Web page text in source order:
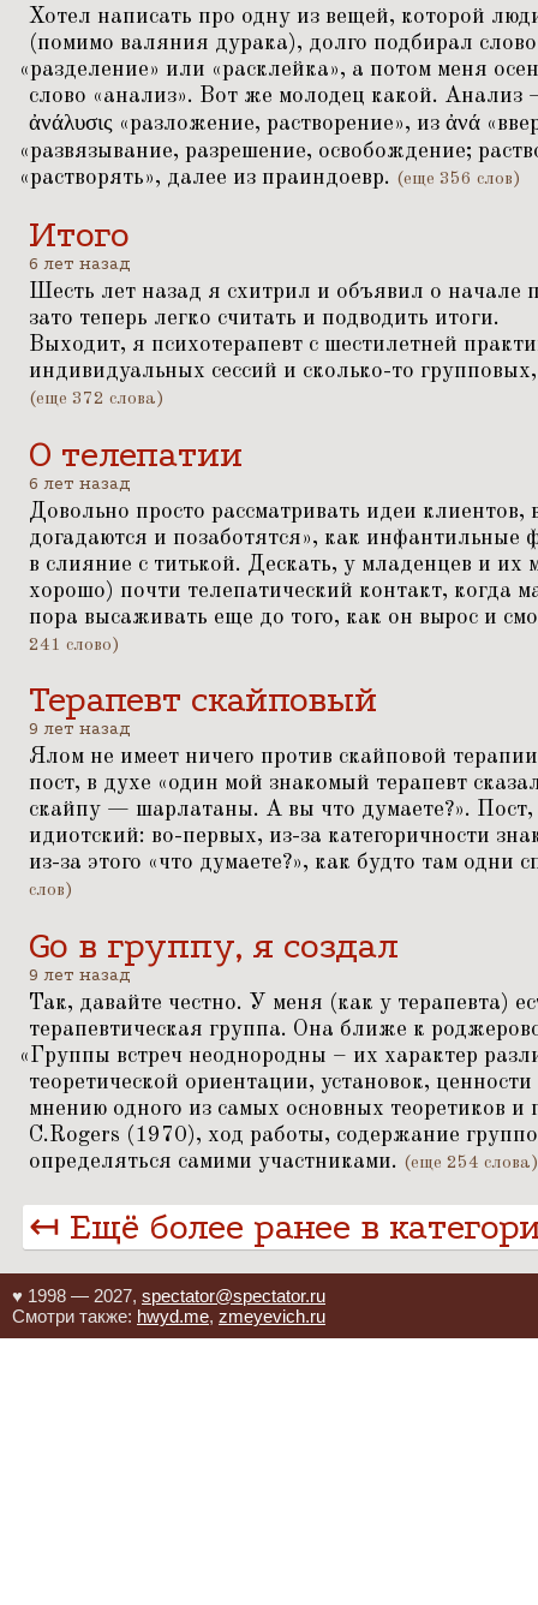
Хотел написать про одну из вещей, которой
(помимо валяния дурака), долго подбирал
«разделение» или «расклейка», а потом меня
слово «анализ». Вот же молодец какой. Анализ
ἀνάλυσις «разложение, растворение», из ἀνά «
«развязывание, разрешение, освобождение;
«растворять», далее из праиндоевр. (еще 356 слов)
Итого
6 лет назад
Шесть лет назад я схитрил и объявил о
зато теперь легко считать и подводить итоги.
Выходит, я психотерапевт с шестилетней
индивидуальных сессий и сколько-то
(еще 372 слова)
О телепатии
6 лет назад
Довольно просто рассматривать идеи клиентов,
догадаются и позаботятся», как инфантильные
в слияние с титькой. Дескать, у младенцев и их
хорошо) почти телепатический контакт, когда
пора высаживать еще до того, как он вырос и
241 слово)
Терапевт скайповый
9 лет назад
Ялом не имеет ничего против скайповой
пост, в духе «один мой знакомый терапевт
скайпу — шарлатаны. А вы что думаете?». Пост,
идиотский: во-первых, из-за категоричности
из-за этого «что думаете?», как будто там одни
слов)
Go в группу, я создал
9 лет назад
Так, давайте честно. У меня (как у терапевта)
терапевтическая группа. Она ближе к
«Группы встреч неоднородны – их характер
теоретической ориентации, установок,
мнению одного из самых основных теоретиков и
C.Rogers (1970), ход работы, содержание
определяться самими участниками. (еще 254 слова)
↤ Ещё более ранее в
♥ 1998 — 2027, spectator@spectator.ru
Смотри также: hwyd.me, zmeyevich.ru